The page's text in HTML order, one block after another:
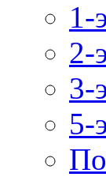
1-
2-
3-
5-